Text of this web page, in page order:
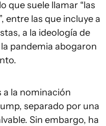
que suele llamar “las
entre las que incluye a
a la ideología de
pandemia abogaron
a la nominación
separado por una
Sin embargo, ha